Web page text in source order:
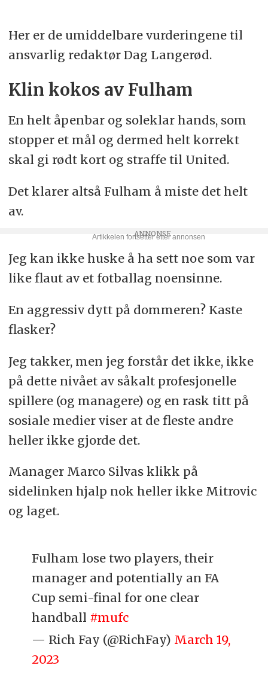
Her er de umiddelbare vurderingene til
ansvarlig redaktør Dag Langerød.
Klin kokos av Fulham
En helt åpenbar og soleklar hands, som
stopper et mål og dermed helt korrekt
skal gi rødt kort og straffe til United.
Det klarer altså Fulham å miste det helt
av.
Jeg kan ikke huske å ha sett noe som var
like flaut av et fotballag noensinne.
En aggressiv dytt på dommeren? Kaste
flasker?
Jeg takker, men jeg forstår det ikke, ikke
på dette nivået av såkalt profesjonelle
spillere (og managere) og en rask titt på
sosiale medier viser at de fleste andre
heller ikke gjorde det.
Manager Marco Silvas klikk på
sidelinken hjalp nok heller ikke Mitrovic
og laget.
Fulham lose two players, their
manager and potentially an FA
Cup semi-final for one clear
handball #mufc
— Rich Fay (@RichFay) March 19,
2023